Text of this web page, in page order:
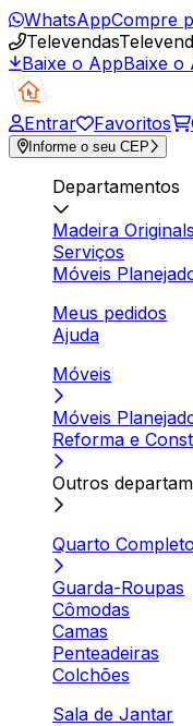
WhatsAppCompre
Televendas
Baixe o AppBaixe o
Entrar Favoritos
Informe o seu CEP
Departamentos
Madeira Originals
Serviços
Móveis
Meus pedidos
Ajuda
Móveis
Móveis
Reforma e
Outros
Quarto Completo
Guarda-Roupas
Cômodas
Camas
Penteadeiras
Colchões
Sala de Jantar